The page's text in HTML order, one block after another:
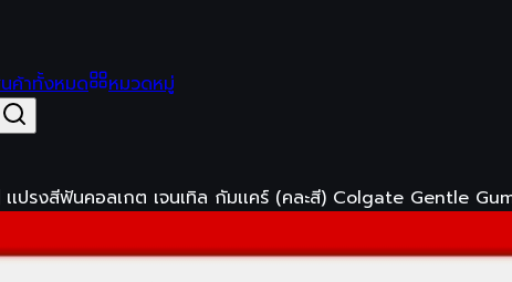
ค้าทั้งหมด หมวดหมู่
เเปรงสีฟันคอลเกต เจนเทิล กัมเเคร์ (คละสี) Colgate Gentle